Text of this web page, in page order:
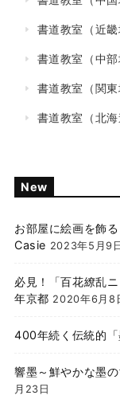
書道教室（近畿
書道教室（中部
書道教室（関東
書道教室（北海
New
お部屋に絵画を飾
Casie 2023年5月9日
必見！「百花繚乱
年京都 2020年6月8
400年続く伝統的
響墨～鮮やかな墨
月23日